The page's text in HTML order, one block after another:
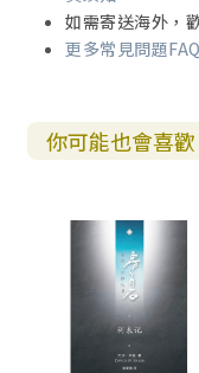
如需寄送海外，
更多常見問題FAQ
你可能也會喜歡